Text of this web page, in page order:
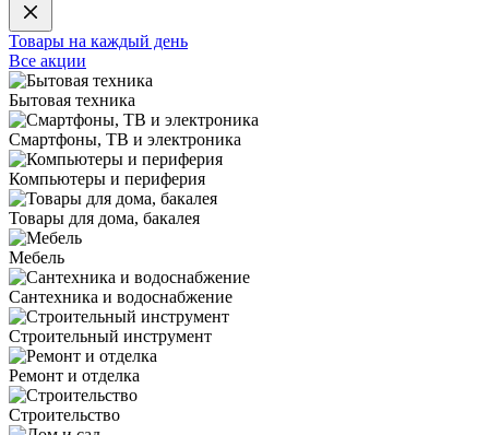
Товары на каждый день
Все акции
Бытовая техника
Смартфоны, ТВ и электроника
Компьютеры и периферия
Товары для дома, бакалея
Мебель
Сантехника и водоснабжение
Строительный инструмент
Ремонт и отделка
Строительство